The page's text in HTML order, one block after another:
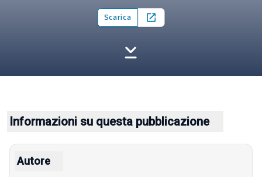
Scarica Open in new tab
Informazioni su questa pubblicazione
Autore